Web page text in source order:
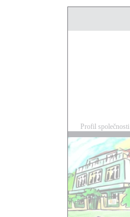
Profil společnosti